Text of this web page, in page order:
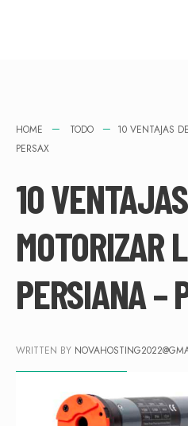
HOME TODO
10 VENTAJAS
PERSAX
10
MOTORIZAR
PERSIANA –
WRITTEN BY